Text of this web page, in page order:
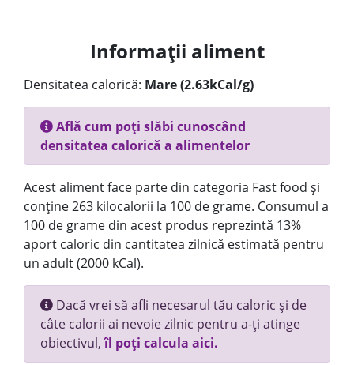
Informații aliment
Densitatea calorică: Mare (2.63kCal/g)
Află cum poți slăbi cunoscând
densitatea calorică a alimentelor
Acest aliment face parte din categoria Fast food și
conține 263 kilocalorii la 100 de grame. Consumul a
100 de grame din acest produs reprezintă 13%
aport caloric din cantitatea zilnică estimată pentru
un adult (2000 kCal).
Dacă vrei să afli necesarul tău caloric și de
câte calorii ai nevoie zilnic pentru a-ți atinge
obiectivul,îl poți calcula aici.